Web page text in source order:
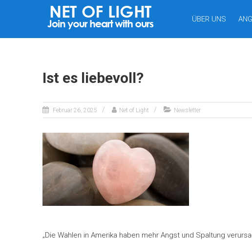
LICHTNETZ ÜBER UNS
Ist es liebevoll?
Februar 26, 2025 Net of Light Newsletter
„Die Wahlen in Amerika haben mehr Angst und Spaltung